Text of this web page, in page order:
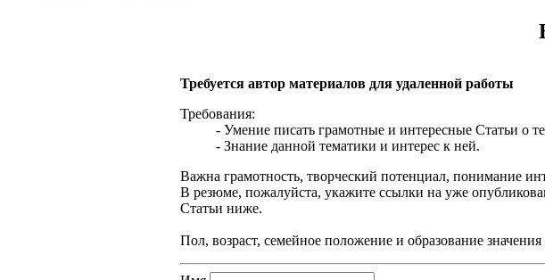
Требуется автор материалов для удаленной работы
Требования:
- Умение писать грамотные и интересные Статьи о
- Знание данной тематики и интерес к ней.
Важна грамотность, творческий потенциал, понимание
В резюме, пожалуйста, укажите ссылки на уже
Статьи ниже.
Пол, возраст, семейное положение и образование